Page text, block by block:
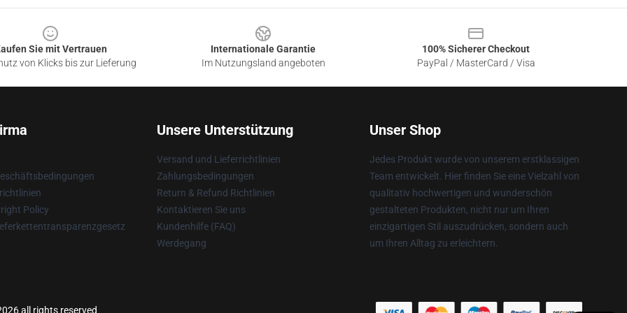
Sie mit Vertrauen
von Klicks bis zur Lieferung
Internationale Garantie
Im Nutzungsland angeboten
100% Sicherer Checkout
PayPal / MasterCard / Visa
Policy
Unsere Unterstützung
Versand und Lieferrichtlinien
Zahlungsbedingungen
Return & Refund Richtlinien
Kontaktieren Sie uns
Kundenhilfe (FAQ)
Werdegang
Unser Shop
Jedes Produkt wurde von unserem erstklassigen
Team entwickelt. Hier finden Sie eine Vielzahl von
qualitativ hochwertigen und wunderschön
gestalteten Produkten, nicht nur um Ihren
einzigartigen Stil auszudrücken, sondern auch
um Ihren Alltag zu erleichtern.
all rights reserved